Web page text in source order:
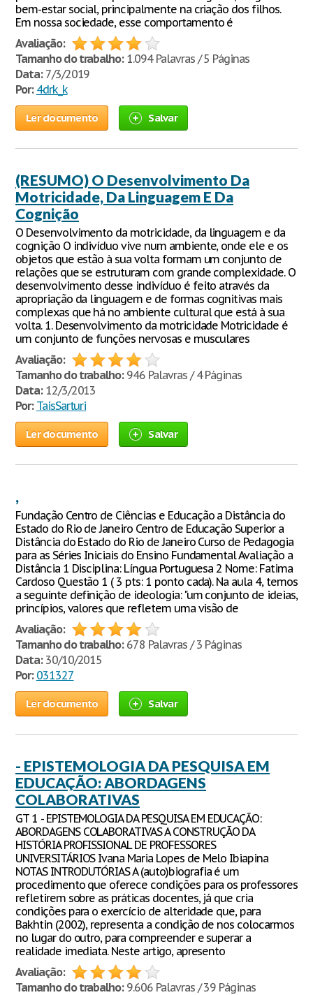
bem-estar social, principalmente na criação dos filhos.
Em nossa sociedade, esse comportamento é
Avaliação:
Tamanho do trabalho:1.094 Palavras / 5 Páginas
Data:7/3/2019
Por: 4drk_k
Ler documento Salvar
(RESUMO) O Desenvolvimento Da
Motricidade, Da Linguagem E Da
Cognição
O Desenvolvimento da motricidade, da linguagem e da
cognição O indivíduo vive num ambiente, onde ele e os
objetos que estão à sua volta formam um conjunto de
relações que se estruturam com grande complexidade. O
desenvolvimento desse indivíduo é feito através da
apropriação da linguagem e de formas cognitivas mais
complexas que há no ambiente cultural que está à sua
volta. 1. Desenvolvimento da motricidade Motricidade é
um conjunto de funções nervosas e musculares
Avaliação:
Tamanho do trabalho:946 Palavras / 4 Páginas
Data:12/3/2013
Por: TaisSarturi
Ler documento Salvar
,
Fundação Centro de Ciências e Educação a Distância do
Estado do Rio de Janeiro Centro de Educação Superior a
Distância do Estado do Rio de Janeiro Curso de Pedagogia
para as Séries Iniciais do Ensino Fundamental Avaliação a
Distância 1 Disciplina: Língua Portuguesa 2 Nome: Fatima
Cardoso Questão 1 ( 3 pts: 1 ponto cada). Na aula 4, temos
a seguinte definição de ideologia: "um conjunto de ideias,
princípios, valores que refletem uma visão de
Avaliação:
Tamanho do trabalho:678 Palavras / 3 Páginas
Data:30/10/2015
Por: 031327
Ler documento Salvar
- EPISTEMOLOGIA DA PESQUISA EM
EDUCAÇÃO: ABORDAGENS
COLABORATIVAS
GT 1 - EPISTEMOLOGIA DA PESQUISA EM EDUCAÇÃO:
ABORDAGENS COLABORATIVAS A CONSTRUÇÃO DA
HISTÓRIA PROFISSIONAL DE PROFESSORES
UNIVERSITÁRIOS Ivana Maria Lopes de Melo Ibiapina
NOTAS INTRODUTÓRIAS A (auto)biografia é um
procedimento que oferece condições para os professores
refletirem sobre as práticas docentes, já que cria
condições para o exercício de alteridade que, para
Bakhtin (2002), representa a condição de nos colocarmos
no lugar do outro, para compreender e superar a
realidade imediata. Neste artigo, apresento
Avaliação:
Tamanho do trabalho:9.606 Palavras / 39 Páginas